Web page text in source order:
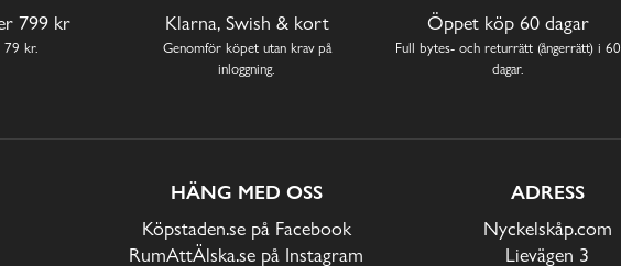
799 kr
79 kr.
Klarna, Swish & kort
Genomför köpet utan krav på
inloggning.
Öppet köp 60 dagar
Full bytes- och returrätt (ångerrätt) i 60
dagar.
HÄNG MED OSS
Köpstaden.se på Facebook
RumAttÄlska.se på Instagram
ADRESS
Nyckelskåp.com
Lievägen 3